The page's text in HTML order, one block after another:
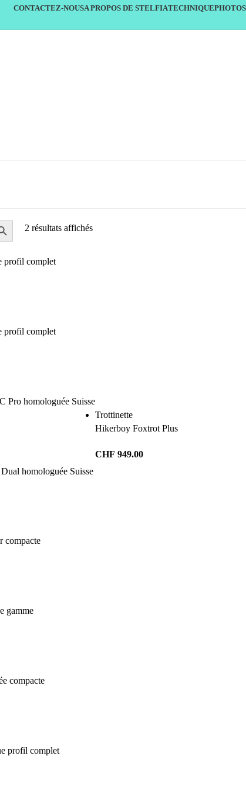
CONTACTEZ-NOUSA PROPOS DE STELFIATECHNIQUEPHOTOS
2 résultats affichés
Trottinette
Hikerboy Foxtrot Plus
CHF 949.00